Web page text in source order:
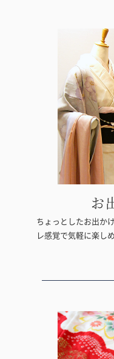
お
ちょっとしたお出か
レ感覚で気軽に楽し